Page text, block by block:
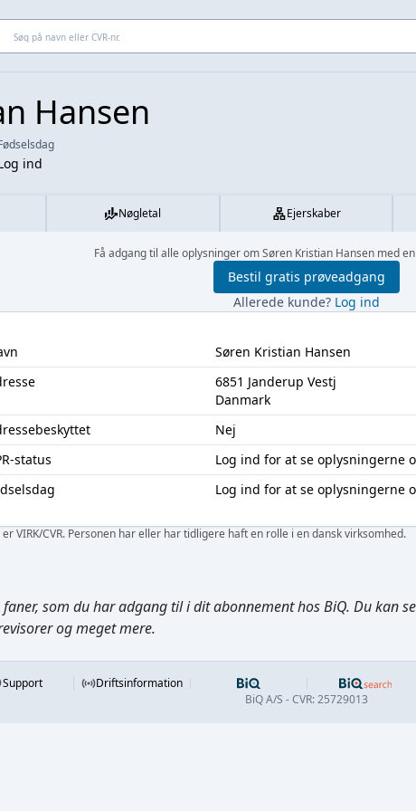
Hansen
ind
Nøgletal Ejerskaber
Få adgang til alle oplysninger om Søren Kristian Hansen med
Bestil gratis prøveadgang
Allerede kunde? Log ind
Søren Kristian Hansen
6851 Janderup Vestj
Danmark
Nej
status
Log ind for at se oplysningerne
Log ind for at se oplysningerne
VIRK/CVR. Personen har eller har tidligere haft en rolle i en dansk virksomhed.
som du har adgang til i dit abonnement hos BiQ. Du kan
og meget mere.
Support
Driftsinformation
BiQ A/S - CVR: 25729013